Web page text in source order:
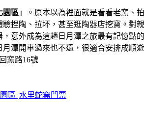
園區 」。原本以為裡面就是看看老窯、
捏陶、拉坏，甚至逛陶器店挖寶。對
意外成為這趟日月潭之旅最有記憶點的
潭開車過來也不遠，很適合安排成
窯路16號
區 水里蛇窯門票